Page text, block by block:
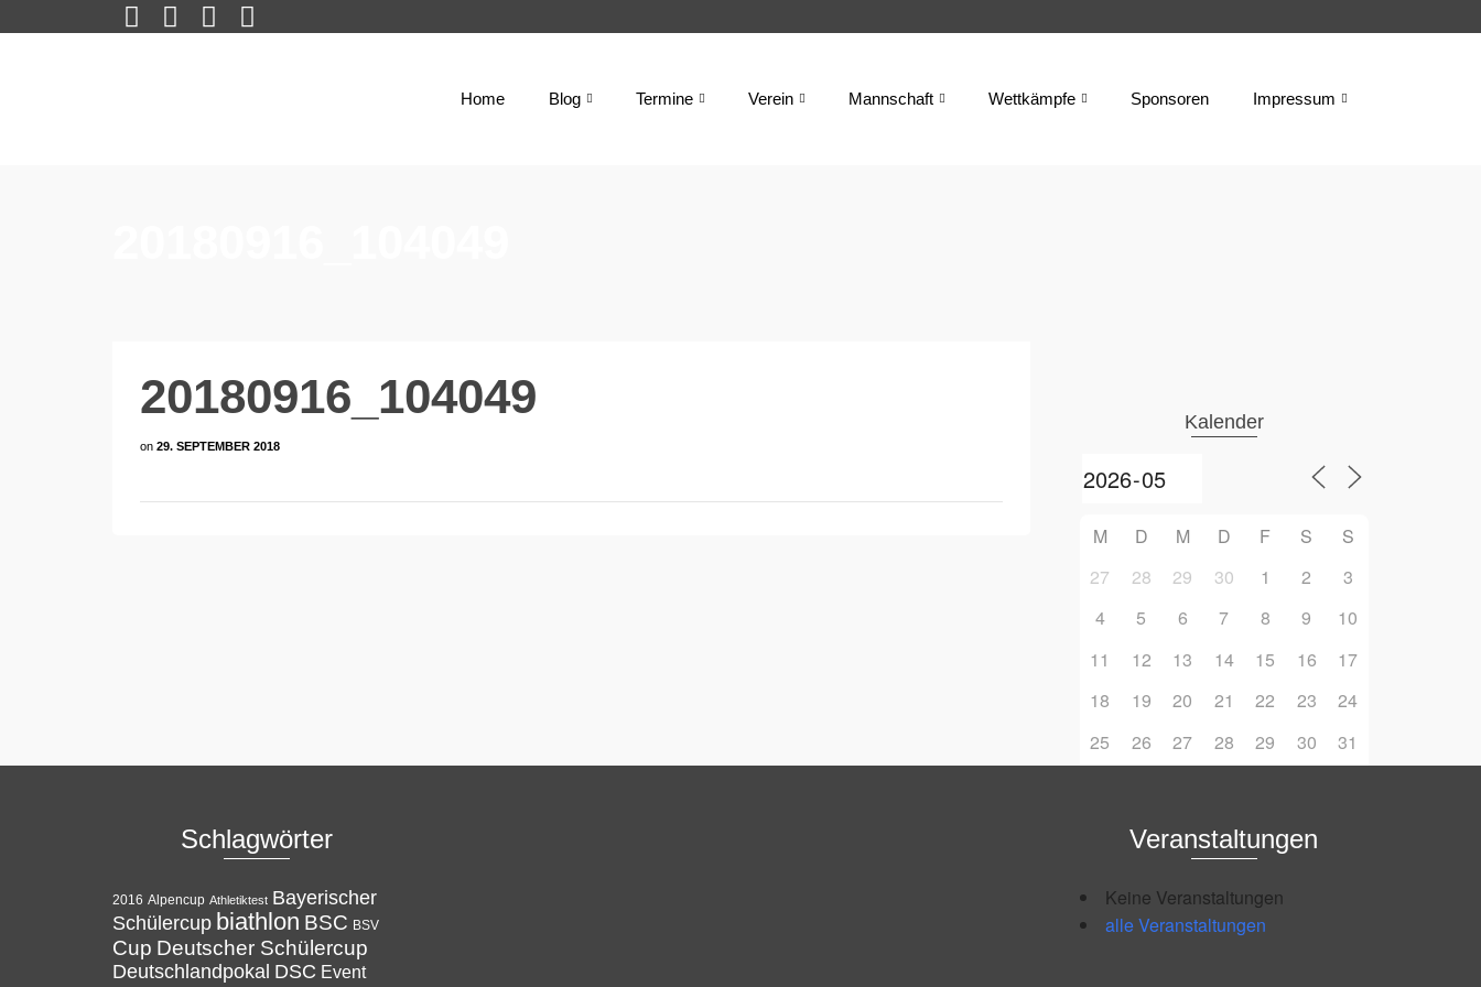
Home Blog Termine Verein Mannschaft Wettkämpfe Sponsoren Impressum
20180916_104049
on 29. SEPTEMBER 2018
Kalender
M D M D F S
S
27
28 29 30 1 2
3
4
5 6 7 8 9
10
11
12 13 14 15 16
17
18
19 20 21 22 23
24
25
26 27 28 29 30 31
Schlagwörter
2016 Alpencup Athletiktest Bayerischer
Schülercup biathlon BSC BSV
Cup Deutscher Schülercup
Deutschlandpokal DSC Event
Veranstaltungen
Keine Veranstaltungen
alle Veranstaltungen